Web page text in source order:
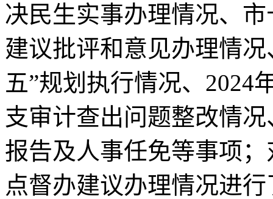
决民生实事办理情况、
建议批评和意见办理情
五”规划执行情况、2024
支审计查出问题整改情
报告及人事任免等事项
点督办建议办理情况进